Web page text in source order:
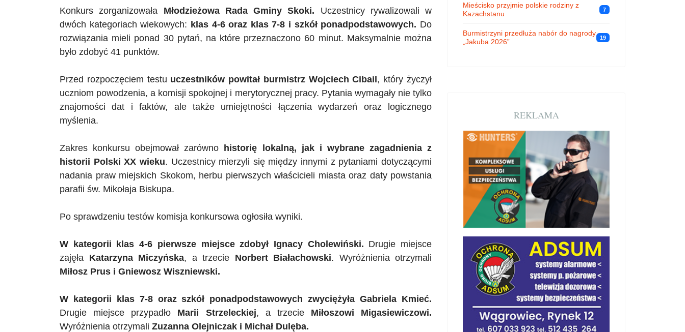
Konkurs zorganizowała Młodzieżowa Rada Gminy Skoki. Uczestnicy rywalizowali w
dwóch kategoriach wiekowych: klas 4-6 oraz klas 7-8 i szkół ponadpodstawowych. Do
rozwiązania mieli ponad 30 pytań, na które przeznaczono 60 minut. Maksymalnie można
było zdobyć 41 punktów.
Przed rozpoczęciem testu uczestników powitał burmistrz WojciechCibail, który życzył
uczniom powodzenia, a komisji spokojnej i merytorycznej pracy. Pytania wymagały nie tylko
znajomości dat i faktów, ale także umiejętności łączenia wydarzeń oraz logicznego
myślenia.
Zakres konkursu obejmował zarówno historię lokalną, jak i wybrane zagadnienia z
historii Polski XX wieku. Uczestnicy mierzyli się między innymi z pytaniami dotyczącymi
nadania praw miejskich Skokom, herbu pierwszych właścicieli miasta oraz daty powstania
parafii św. Mikołaja Biskupa.
Po sprawdzeniu testów komisja konkursowa ogłosiła wyniki.
W kategorii klas 4-6 pierwsze miejsce zdobył Ignacy Cholewiński. Drugie miejsce
zajęła Katarzyna Miczyńska, a trzecie Norbert Białachowski. Wyróżnienia otrzymali
Miłosz Prus i Gniewosz Wiszniewski.
W kategorii klas 7-8 oraz szkół ponadpodstawowych zwyciężyła Gabriela Kmieć.
Drugie miejsce przypadło Marii Strzeleckiej, a trzecie Miłoszowi Migasiewiczowi.
Wyróżnienia otrzymali Zuzanna Olejniczak i Michał Dulęba.
Mieścisko przyjmie polskie rodziny z
Kazachstanu
7
Burmistrzyni przedłuża nabór do nagrody
„Jakuba 2026”
19
REKLAMA